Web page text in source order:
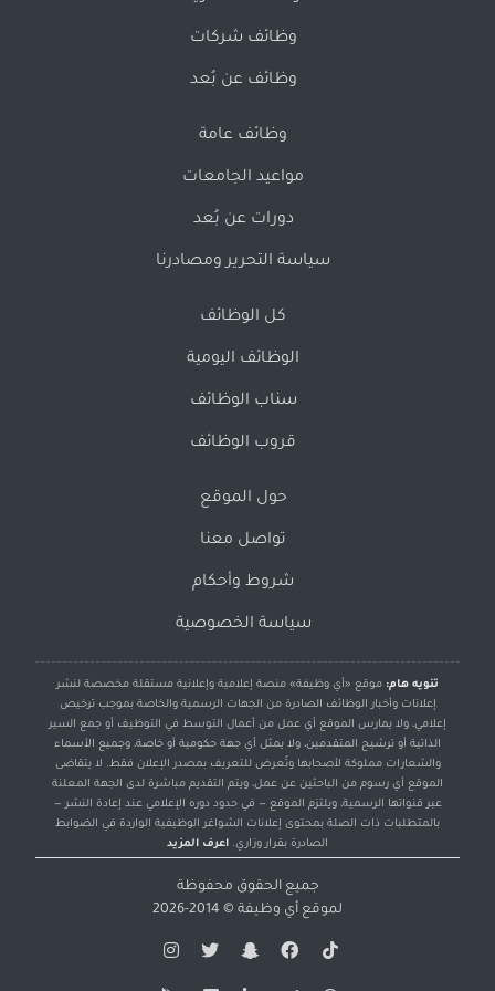
وظائف شركات
وظائف عن بُعد
وظائف عامة
مواعيد الجامعات
دورات عن بُعد
سياسة التحرير ومصادرنا
كل الوظائف
الوظائف اليومية
سناب الوظائف
قروب الوظائف
حول الموقع
تواصل معنا
شروط وأحكام
سياسة الخصوصية
تنويه هام: موقع «أي وظيفة» منصة إعلامية وإعلانية مستقلة مخصصة لنشر
إعلانات وأخبار الوظائف الصادرة من الجهات الرسمية والخاصة بموجب ترخيص
إعلامي، ولا يمارس الموقع أي عمل من أعمال التوسط في التوظيف أو جمع السير
الذاتية أو ترشيح المتقدمين، ولا يمثل أي جهة حكومية أو خاصة، وجميع الأسماء
والشعارات مملوكة لأصحابها وتُعرض للتعريف بمصدر الإعلان فقط. لا يتقاضى
الموقع أي رسوم من الباحثين عن عمل، ويتم التقديم مباشرة لدى الجهة المعلنة
عبر قنواتها الرسمية، ويلتزم الموقع — في حدود دوره الإعلامي عند إعادة النشر —
بالمتطلبات ذات الصلة بمحتوى إعلانات الشواغر الوظيفية الواردة في الضوابط
الصادرة بقرار وزاري. اعرف المزيد
جميع الحقوق محفوظة
لموقع أي وظيفة © 2014-2026